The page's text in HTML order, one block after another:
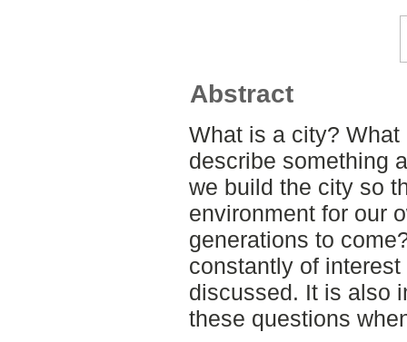
Abstract
What is a city?
describe something
we build the city so
environment for our
generations to
constantly of
discussed. It is also
these questions